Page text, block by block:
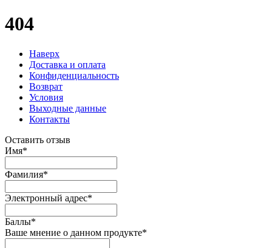
404
Наверх
Доставка и оплата
Конфиденциальность
Возврат
Условия
Выходные данные
Контакты
Оставить отзыв
Имя*
Фамилия*
Электронный адрес*
Баллы*
Ваше мнение о данном продукте*